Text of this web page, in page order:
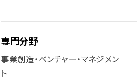
専門分野
事業創造・ベンチャー・マネジメン
ト